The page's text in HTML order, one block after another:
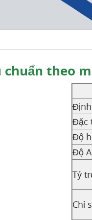
chuẩn theo
Đặc
Độ
Độ
Tỷ
Chỉ